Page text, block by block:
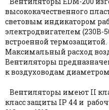
высококачественного
световым индикатором
электродвигателем (230В-
встроенной термозащитой.
Максимальный расход
Вентиляторы
к воздуховодам
Вентиляторы имеют II
класс защиты IP 44 и